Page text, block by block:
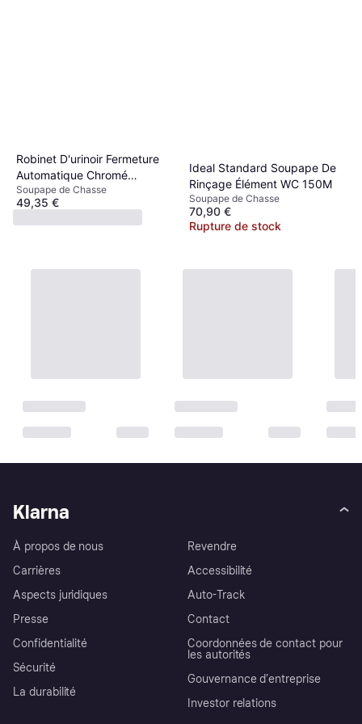
Robinet D'urinoir Fermeture
Automatique Chromé
ZY12022
Soupape de Chasse
49,35 €
Ideal Standard Soupape De
Rinçage Élément WC 150M
Soupape de Chasse
70,90 €
Rupture de stock
Klarna
À propos de nous
Carrières
Aspects juridiques
Presse
Confidentialité
Sécurité
La durabilité
Revendre
Accessibilité
Auto-Track
Contact
Coordonnées de contact pour
les autorités
Gouvernance d’entreprise
Investor relations